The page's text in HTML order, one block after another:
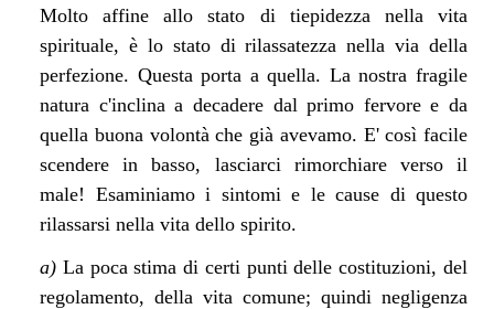
Molto affine allo stato di tiepidezza nella vita
spirituale, è lo stato di rilassatezza nella via della
perfezione. Questa porta a quella. La nostra fragile
natura c'inclina a decadere dal primo fervore e da
quella buona volontà che già avevamo. E' così facile
scendere in basso, lasciarci rimorchiare verso il
male! Esaminiamo i sintomi e le cause di questo
rilassarsi nella vita dello spirito.
a) La poca stima di certi punti delle costituzioni, del
regolamento, della vita comune; quindi negligenza